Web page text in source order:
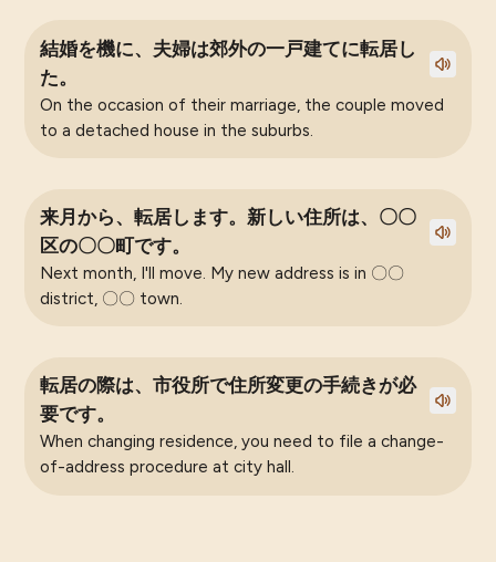
結婚を機に、夫婦は郊外の一戸建てに転居し
た。
On the occasion of their marriage, the couple moved
to a detached house in the suburbs.
来月から、転居します。新しい住所は、〇〇
区の〇〇町です。
Next month, I'll move. My new address is in 〇〇
district, 〇〇 town.
転居の際は、市役所で住所変更の手続きが必
要です。
When changing residence, you need to file a change-
of-address procedure at city hall.